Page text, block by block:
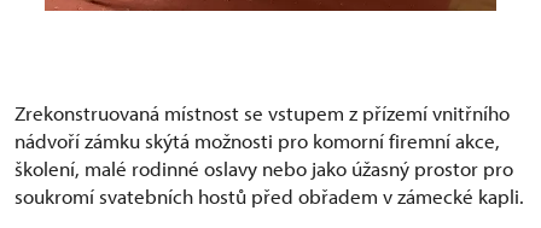
Zrekonstruovaná místnost se vstupem z přízemí vnitřního
nádvoří zámku skýtá možnosti pro komorní firemní akce,
školení, malé rodinné oslavy nebo jako úžasný prostor pro
soukromí svatebních hostů před obřadem v zámecké kapli.